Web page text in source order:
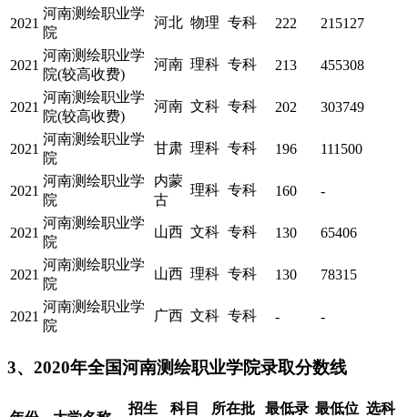
2021
河南测绘职业学
院
河北 物理 专科 222 215127
2021
河南测绘职业学
院(较高收费)
河南 理科 专科 213 455308
2021
河南测绘职业学
院(较高收费)
河南 文科 专科 202 303749
2021
河南测绘职业学
院
甘肃 理科 专科 196 111500
2021
河南测绘职业学
院
内蒙
古
理科 专科 160 -
2021
河南测绘职业学
院
山西 文科 专科 130 65406
2021
河南测绘职业学
院
山西 理科 专科 130 78315
2021
河南测绘职业学
院
广西 文科 专科 - -
3、2020年全国河南测绘职业学院录取分数线
招生
科目
所在批
最低录 最低位 选科